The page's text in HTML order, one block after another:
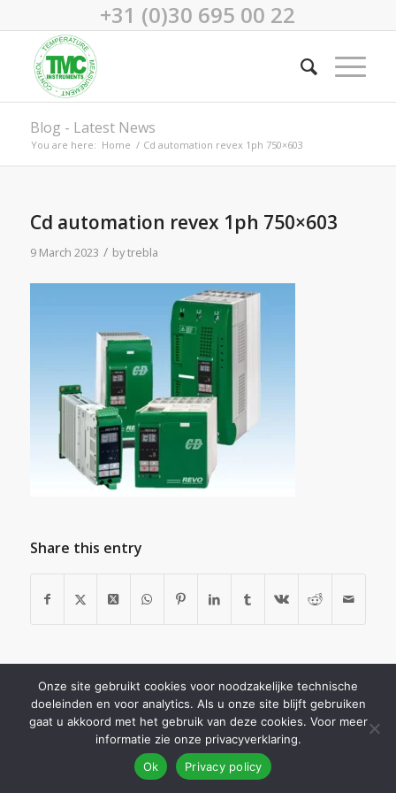
+31 (0)30 695 00 22
Blog - Latest News
You are here: Home / Cd automation revex 1ph 750×603
Cd automation revex 1ph 750×603
9 March 2023 / bytrebla
Share this entry
Fentix Business Development
Onze site gebruikt cookies voor noodzakelijke technische
doeleinden en voor analytics. Als u onze site blijft gebruiken
gaat u akkoord met het gebruik van deze cookies. Voor meer
informatie zie onze privacyverklaring.
Ok
Privacy policy